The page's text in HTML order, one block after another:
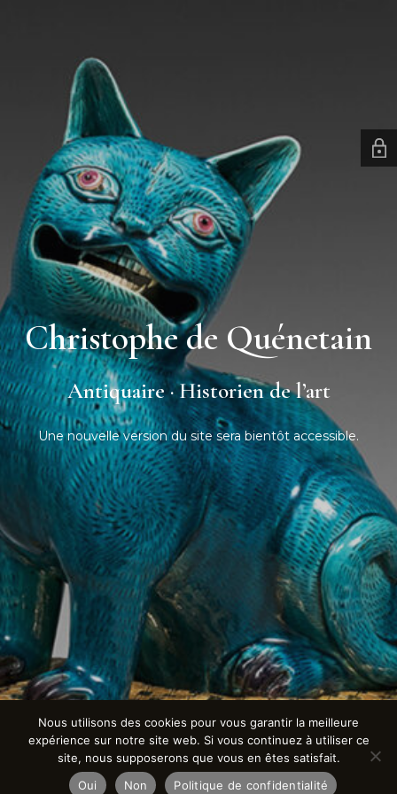
Christophe de Quénetain
Antiquaire · Historien de l’art
Une nouvelle version du site sera bientôt accessible.
Nous utilisons des cookies pour vous garantir la meilleure
expérience sur notre site web. Si vous continuez à utiliser ce
site, nous supposerons que vous en êtes satisfait.
Oui
Non Politique de confidentialité